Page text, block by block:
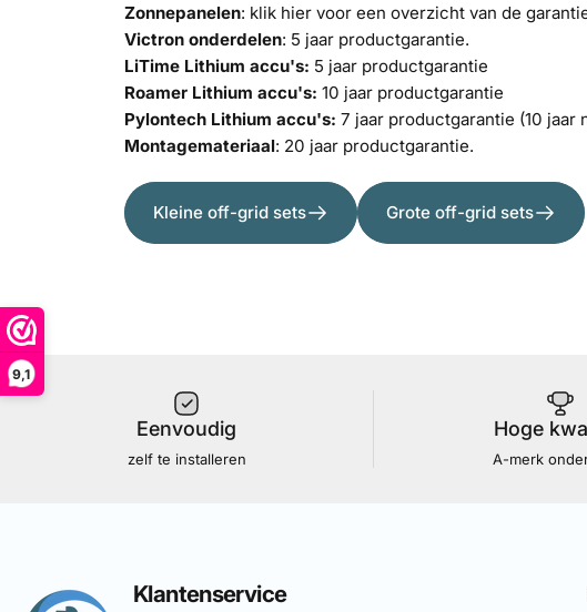
9,1
Zonnepanelen: klik hier voor een overzicht van de
Victron onderdelen: 5 jaar productgarantie.
LiTime Lithium accu's: 5 jaar productgarantie
Roamer Lithium accu's: 10 jaar productgarantie
Pylontech Lithium accu's: 7 jaar productgarantie (10 jaar
Montagemateriaal: 20 jaar productgarantie.
Kleine off-grid sets Grote off-grid sets
Eenvoudig
zelf te installeren
Hoge
A-merk
Simply Offgrid Klantenservice